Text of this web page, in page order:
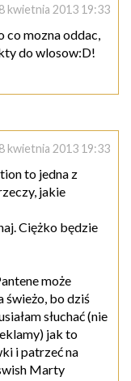
kwietnia 2013 19:33
co mozna oddac,
do wlosow:D!
kwietnia 2013 19:33
to jedna z
jakie
Ciężko będzie
może
świeżo, bo dziś
słuchać (nie
jak to
i patrzeć na
Marty